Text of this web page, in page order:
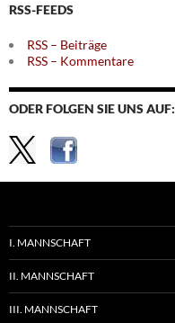
RSS-FEEDS
RSS – Beiträge
RSS – Kommentare
ODER FOLGEN SIE UNS AUF:
I. MANNSCHAFT
II. MANNSCHAFT
III. MANNSCHAFT